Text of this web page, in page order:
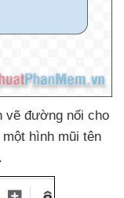
vẽ đường nối cho
một hình mũi tên